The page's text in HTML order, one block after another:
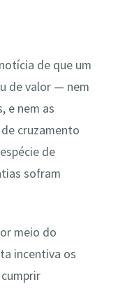
de que um
de valor — nem
e nem as
cruzamento
de
sofram
meio do
incentiva os